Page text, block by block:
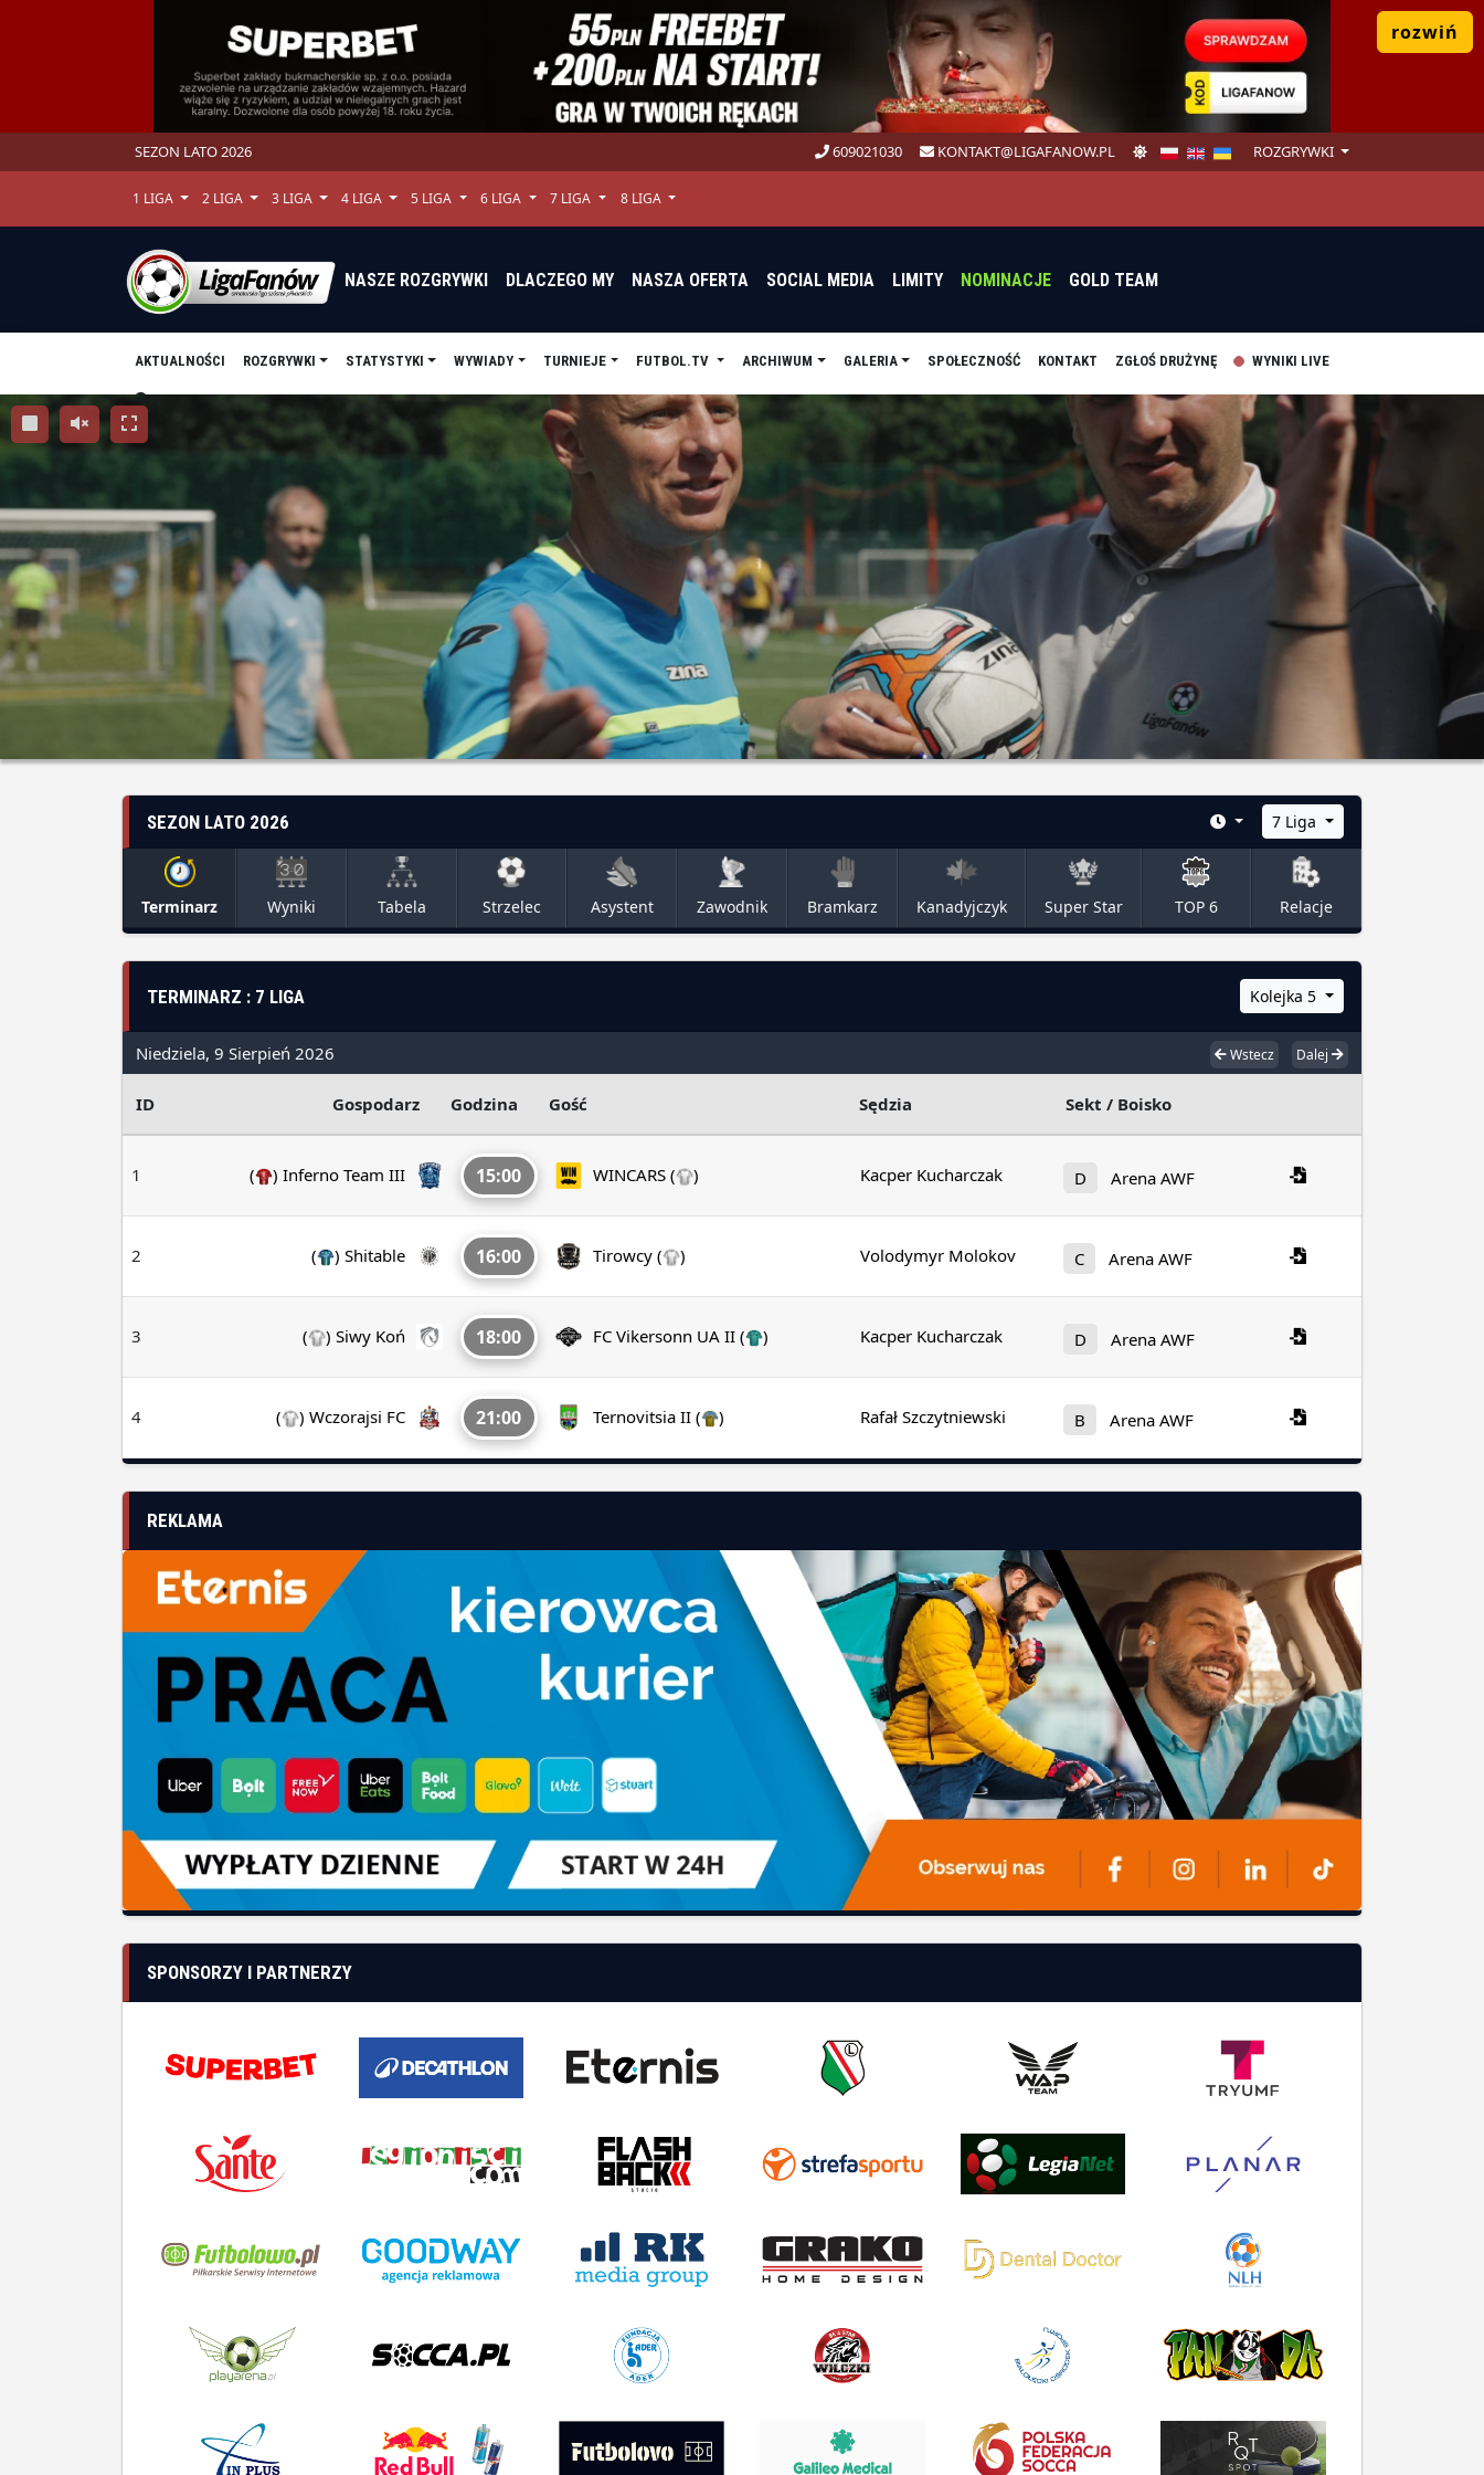
rozwiń
SEZON LATO 2026 609021030 KONTAKT@LIGAFANOW.PL ROZGRYWKI
1 LIGA 2 LIGA 3 LIGA 4 LIGA 5 LIGA 6 LIGA 7 LIGA 8 LIGA
NASZE ROZGRYWKI DLACZEGO MY NASZA OFERTA SOCIAL MEDIA LIMITY NOMINACJE GOLD TEAM
AKTUALNOŚCI ROZGRYWKI STATYSTYKI WYWIADY TURNIEJE FUTBOL.TV ARCHIWUM GALERIA SPOŁECZNOŚĆ KONTAKT ZGŁOŚ DRUŻYNĘ WYNIKI LIVE
SEZON LATO 2026 7 Liga
Terminarz Wyniki Tabela Strzelec Asystent Zawodnik Bramkarz Kanadyjczyk Super Star TOP 6 Relacje
TERMINARZ : 7 LIGA Kolejka 5
Niedziela, 9 Sierpień 2026 Wstecz Dalej
ID Gospodarz Godzina Gość Sędzia Sekt / Boisko
1 ( ) Inferno Team III 15:00 WINCARS ( ) Kacper Kucharczak D Arena AWF
2 ( ) Shitable 16:00 Tirowcy ( ) Volodymyr Molokov C Arena AWF
3 ( ) Siwy Koń 18:00 FC Vikersonn UA II ( ) Kacper Kucharczak D Arena AWF
4 ( ) Wczorajsi FC 21:00 Ternovitsia II ( ) Rafał Szczytniewski B Arena AWF
REKLAMA